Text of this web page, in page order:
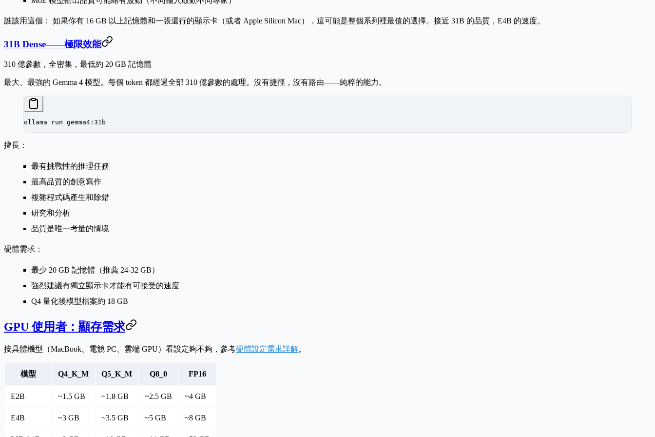
誰該用這個： 如果你有 16 GB 以上記憶體和一張還行的顯示卡（或者 Apple Silicon Mac），這可能是整個系列裡最值的選擇。接近 31B 的品質，E4B 的速度。
31B Dense——極限效能
310 億參數，全密集，最低約 20 GB 記憶體
最大、最強的 Gemma 4 模型。每個 token 都經過全部 310 億參數的處理。沒有捷徑，沒有路由——純粹的能力。
ollama run gemma4:31b
擅長：
最有挑戰性的推理任務
最高品質的創意寫作
複雜程式碼產生和除錯
研究和分析
品質是唯一考量的情境
硬體需求：
最少 20 GB 記憶體（推薦 24-32 GB）
強烈建議有獨立顯示卡才能有可接受的速度
Q4 量化後模型檔案約 18 GB
GPU 使用者：顯存需求
按具體機型（MacBook、電競 PC、雲端 GPU）看設定夠不夠，參考硬體設定需求詳解。
模型 Q4_K_M Q5_K_M Q8_0 FP16
E2B ~1.5 GB ~1.8 GB ~2.5 GB ~4 GB
E4B ~3 GB ~3.5 GB ~5 GB ~8 GB